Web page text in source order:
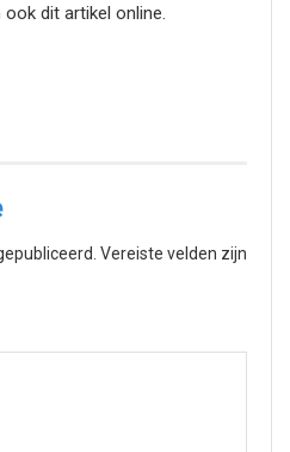
dit artikel online.
Vereiste velden zijn